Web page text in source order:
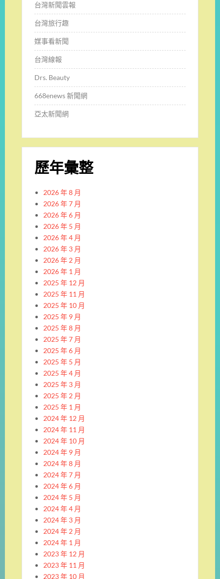
台灣新聞雲報
台灣旅行趣
媒事看新聞
台灣線報
Drs. Beauty
668enews 新聞網
亞太新聞網
歷年彙整
2026 年 8 月
2026 年 7 月
2026 年 6 月
2026 年 5 月
2026 年 4 月
2026 年 3 月
2026 年 2 月
2026 年 1 月
2025 年 12 月
2025 年 11 月
2025 年 10 月
2025 年 9 月
2025 年 8 月
2025 年 7 月
2025 年 6 月
2025 年 5 月
2025 年 4 月
2025 年 3 月
2025 年 2 月
2025 年 1 月
2024 年 12 月
2024 年 11 月
2024 年 10 月
2024 年 9 月
2024 年 8 月
2024 年 7 月
2024 年 6 月
2024 年 5 月
2024 年 4 月
2024 年 3 月
2024 年 2 月
2024 年 1 月
2023 年 12 月
2023 年 11 月
2023 年 10 月